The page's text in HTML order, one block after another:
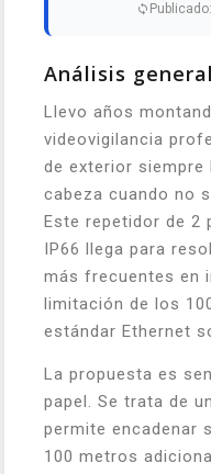
Análisis
Llevo años
videovigilancia
de exterior siempre
cabeza cuando no
Este repetidor de
IP66 llega para
más frecuentes en
limitación de los
estándar Ethernet
La propuesta es
papel. Se trata de
permite encadenar
100 metros